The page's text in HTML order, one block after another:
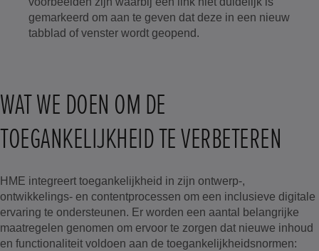
gemarkeerd om aan te geven dat deze in een nieuw
tabblad of venster wordt geopend.
WAT WE DOEN OM DE
TOEGANKELIJKHEID TE VERBETEREN
HME integreert toegankelijkheid in zijn ontwerp-,
ontwikkelings- en contentprocessen om een inclusieve digitale
ervaring te ondersteunen. Er worden een aantal belangrijke
maatregelen genomen om ervoor te zorgen dat nieuwe inhoud
en functionaliteit voldoen aan de toegankelijkheidsnormen: